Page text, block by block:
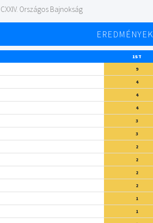
CXXIV. Országos Bajnokság
EREDMÉNYEK
1ST
9
4
4
4
3
3
2
2
2
2
1
1